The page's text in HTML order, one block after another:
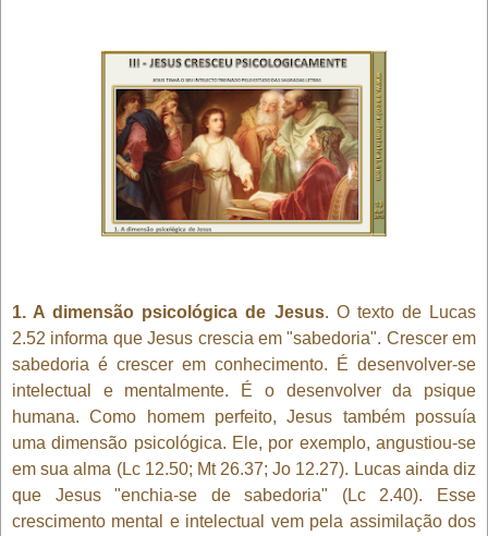
1. A dimensão psicológica de Jesus. O texto de Lucas
2.52 informa que Jesus crescia em "sabedoria". Crescer em
sabedoria é crescer em conhecimento. É desenvolver-se
intelectual e mentalmente. É o desenvolver da psique
humana. Como homem perfeito, Jesus também possuía
uma dimensão psicológica. Ele, por exemplo, angustiou-se
em sua alma (Lc 12.50; Mt 26.37; Jo 12.27). Lucas ainda diz
que Jesus "enchia-se de sabedoria" (Lc 2.40). Esse
crescimento mental e intelectual vem pela assimilação dos